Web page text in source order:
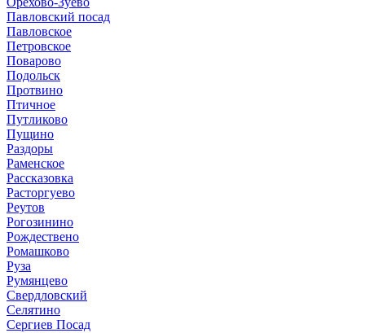
Павловский посад
Павловское
Петровское
Поварово
Подольск
Протвино
Птичное
Путликово
Пущино
Раздоры
Раменское
Рассказовка
Расторгуево
Реутов
Рогозинино
Рождествено
Ромашково
Руза
Румянцево
Свердловский
Селятино
Сергиев Посад